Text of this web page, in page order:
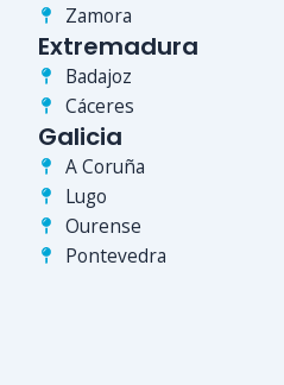
Zamora
Extremadura
Badajoz
Cáceres
Galicia
A Coruña
Lugo
Ourense
Pontevedra